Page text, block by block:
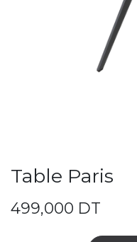
Table Paris
499,000 DT